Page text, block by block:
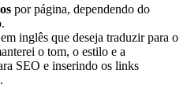
por página, dependendo do
inglês que deseja traduzir para o
o tom, o estilo e a
SEO e inserindo os links